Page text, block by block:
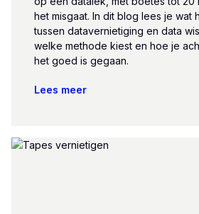
het misgaat. In dit blog lees je wat
tussen datavernietiging en data
welke methode kiest en hoe je
het goed is gegaan.
Lees meer